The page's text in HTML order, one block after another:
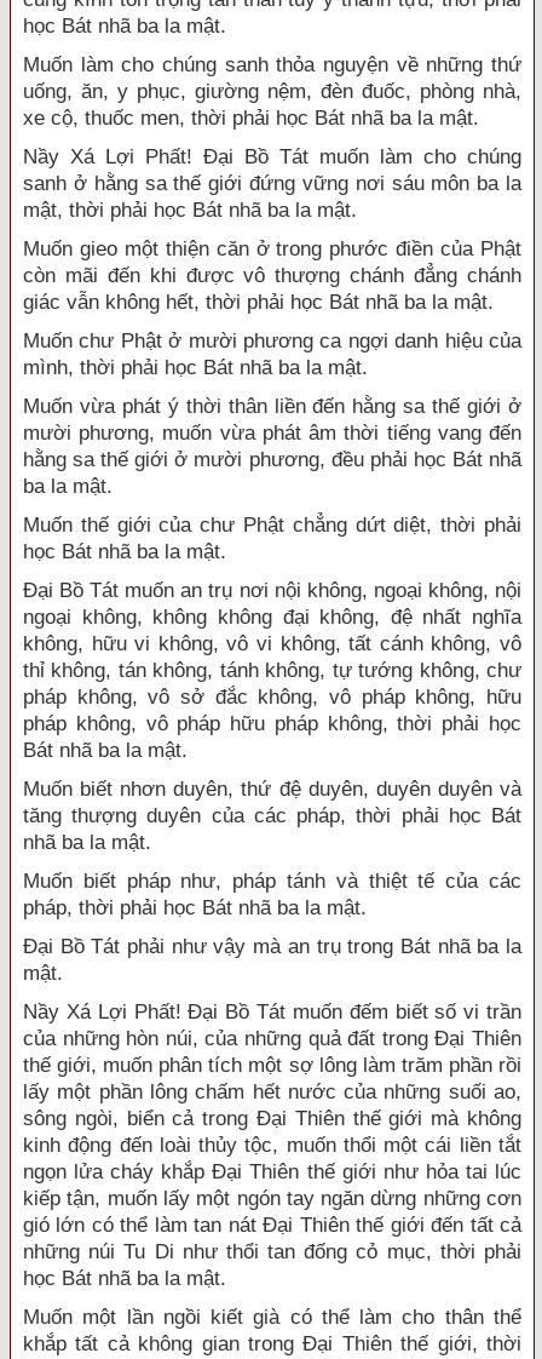
học Bát nhã ba la mật.
Muốn làm cho chúng sanh thỏa nguyện về những thứ
uống, ăn, y phục, giường nệm, đèn đuốc, phòng nhà,
xe cộ, thuốc men, thời phải học Bát nhã ba la mật.
Nầy Xá Lợi Phất! Đại Bồ Tát muốn làm cho chúng
sanh ở hằng sa thế giới đứng vững nơi sáu môn ba la
mật, thời phải học Bát nhã ba la mật.
Muốn gieo một thiện căn ở trong phước điền của Phật
còn mãi đến khi được vô thượng chánh đẳng chánh
giác vẫn không hết, thời phải học Bát nhã ba la mật.
Muốn chư Phật ở mười phương ca ngợi danh hiệu của
mình, thời phải học Bát nhã ba la mật.
Muốn vừa phát ý thời thân liền đến hằng sa thế giới ở
mười phương, muốn vừa phát âm thời tiếng vang đến
hằng sa thế giới ở mười phương, đều phải học Bát nhã
ba la mật.
Muốn thế giới của chư Phật chẳng dứt diệt, thời phải
học Bát nhã ba la mật.
Đại Bồ Tát muốn an trụ nơi nội không, ngoại không, nội
ngoại không, không không đại không, đệ nhất nghĩa
không, hữu vi không, vô vi không, tất cánh không, vô
thỉ không, tán không, tánh không, tự tướng không, chư
pháp không, vô sở đắc không, vô pháp không, hữu
pháp không, vô pháp hữu pháp không, thời phải học
Bát nhã ba la mật.
Muốn biết nhơn duyên, thứ đệ duyên, duyên duyên và
tăng thượng duyên của các pháp, thời phải học Bát
nhã ba la mật.
Muốn biết pháp như, pháp tánh và thiệt tế của các
pháp, thời phải học Bát nhã ba la mật.
Đại Bồ Tát phải như vậy mà an trụ trong Bát nhã ba la
mật.
Nầy Xá Lợi Phất! Đại Bồ Tát muốn đếm biết số vi trần
của những hòn núi, của những quả đất trong Đại Thiên
thế giới, muốn phân tích một sợ lông làm trăm phần rồi
lấy một phần lông chấm hết nước của những suối ao,
sông ngòi, biển cả trong Đại Thiên thế giới mà không
kinh động đến loài thủy tộc, muốn thổi một cái liền tắt
ngọn lửa cháy khắp Đại Thiên thế giới như hỏa tai lúc
kiếp tận, muốn lấy một ngón tay ngăn dừng những cơn
gió lớn có thể làm tan nát Đại Thiên thế giới đến tất cả
những núi Tu Di như thổi tan đống cỏ mục, thời phải
học Bát nhã ba la mật.
Muốn một lần ngồi kiết già có thể làm cho thân thể
khắp tất cả không gian trong Đại Thiên thế giới, thời